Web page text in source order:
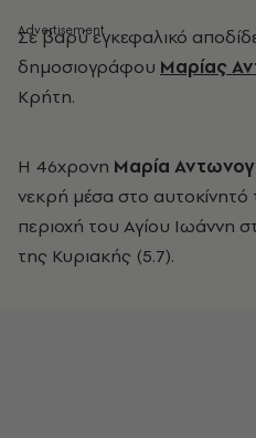
Σε βαρύ εγκεφαλικό αποδίδεται ο θάνατος της
δημοσιογράφου Μαρίας
Κρήτη.
Η 46χρονη Μαρία
νεκρή μέσα στο αυτοκίνητό
περιοχή του Αγίου Ιωάννη
της Κυριακής (5.7).